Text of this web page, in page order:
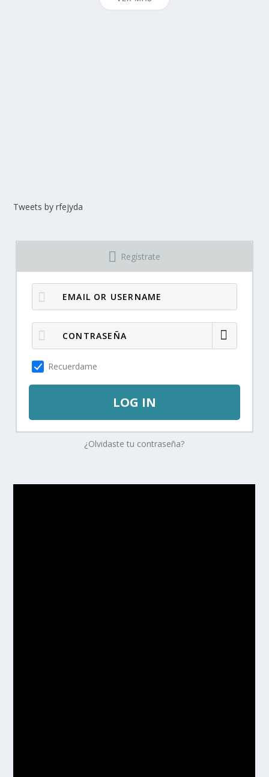
Tweets by rfejyda
Regístrate
Recuerdame
LOG IN
¿Olvidaste tu contraseña?